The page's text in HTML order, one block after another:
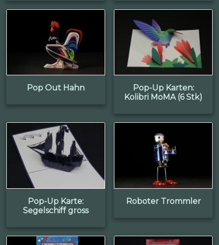
Pop Out Hahn
Pop-Up Karten:
Kolibri MoMA (6 Stk)
Pop-Up Karte:
Segelschiff gross
Roboter Trommler